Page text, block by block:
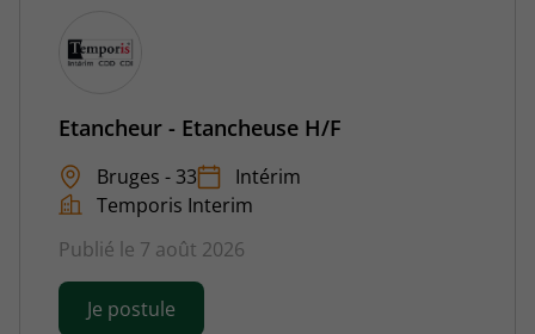
Etancheur - Etancheuse H/F
Bruges - 33
Intérim
Temporis Interim
Publié le 7 août 2026
Je postule